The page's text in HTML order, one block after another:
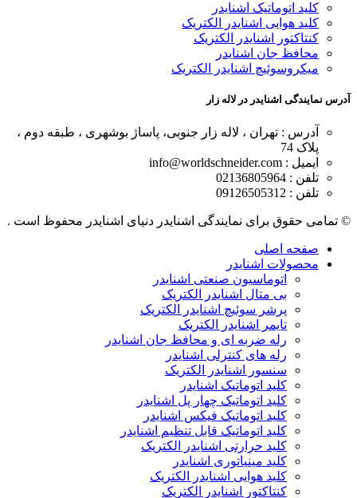
کلید اتوماتیک اشنایدر
کلید هوایی اشنایدر الکتریک
کنتاکتور اشنایدر الکتریک
محافظ جان اشنایدر
میکروسوئیچ اشنایدر الکتریک
آدرس نمایندگی اشنایدر در لاله زار
آدرس : تهران ، لاله زار جنوبی، پاساژ بوشهری ، طبقه دوم ،
پلاک 74
ایمیل : info@worldschneider.com
تلفن : 02136805964
تلفن : 09126505312
© تمامی حقوق برای نمایندگی اشنایدر دنیای اشنایدر محفوظ است .
صفحه اصلی
محصولات اشنایدر
اتوماسیون صنعتی اشنایدر
بی متال اشنایدر الکتریک
پرشر سوئیچ اشنایدر الکتریک
تایمر اشنایدر الکتریک
رله ضربه ای و محافظ جان اشنایدر
رله های کنترلی اشنایدر
سنسور اشنایدر الکتریک
کلید اتوماتیک اشنایدر
کلید اتوماتیک چهار پل اشنایدر
کلید اتوماتیک فیکس اشنایدر
کلید اتوماتیک قابل تنظیم اشنایدر
کلید حرارتی اشنایدر الکتریک
کلید مينياتوری اشنایدر
کلید هوایی اشنایدر الکتریک
کنتاکتور اشنایدر الکتریک